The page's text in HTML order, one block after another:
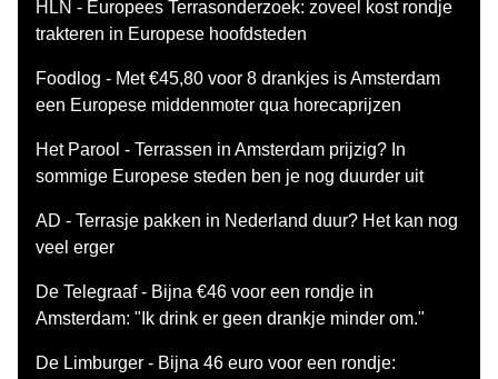
HLN - Europees Terrasonderzoek: zoveel kost rondje
trakteren in Europese hoofdsteden
Foodlog - Met €45,80 voor 8 drankjes is Amsterdam
een Europese middenmoter qua horecaprijzen
Het Parool - Terrassen in Amsterdam prijzig? In
sommige Europese steden ben je nog duurder uit
AD - Terrasje pakken in Nederland duur? Het kan nog
veel erger
De Telegraaf - Bijna €46 voor een rondje in
Amsterdam: "Ik drink er geen drankje minder om."
De Limburger - Bijna 46 euro voor een rondje: